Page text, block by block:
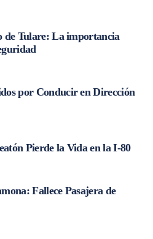
de Tulare: La importancia
por Conducir en Dirección
Pierde la Vida en la I-80
Fallece Pasajera de